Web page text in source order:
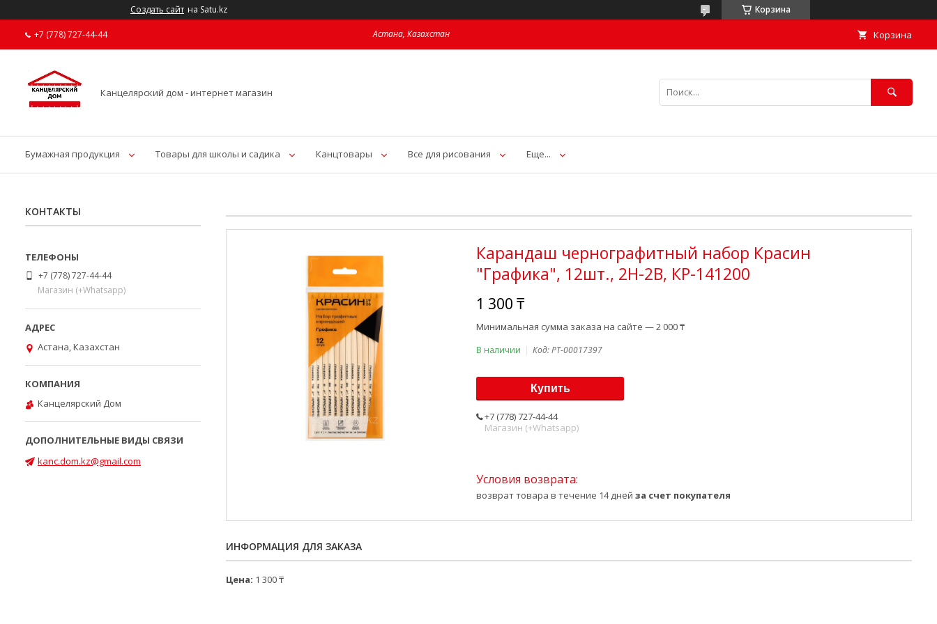
Создать сайт на Satu.kz Корзина
+7 (778) 727-44-44 Астана, Казахстан Корзина
Канцелярский дом - интернет магазин
Бумажная продукция Товары для школы и садика Канцтовары Все для рисования Еще...
Карандаш чернографитный набор Красин
"Графика", 12шт., 2H-2B, КР-141200
1 300 ₸
Минимальная сумма заказа на сайте — 2 000 ₸
В наличии Код:PT-00017397
Купить
+7 (778) 727-44-44
Магазин (+Whatsapp)
возврат товара в течение 14 дней за счет покупателя
ИНФОРМАЦИЯ ДЛЯ ЗАКАЗА
Цена: 1 300 ₸
КОНТАКТЫ
+7 (778) 727-44-44
Магазин (+Whatsapp)
Астана, Казахстан
Канцелярский Дом
kanc.dom.kz@gmail.com